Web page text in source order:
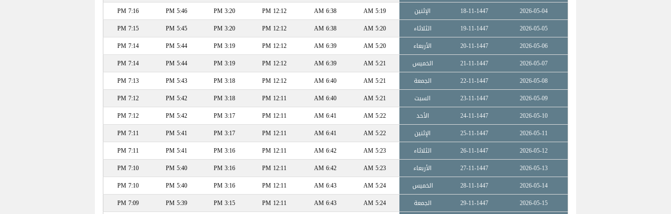
2026-05-04
18-11-1447 الإثنين 5:19 AM
6:38 AM
12:12 PM
3:20 PM
5:46 PM
7:16 PM
2026-05-05
19-11-1447 الثلاثاء 5:20 AM
6:38 AM
12:12 PM
3:20 PM
5:45 PM
7:15 PM
2026-05-06
20-11-1447 الأربعاء 5:20 AM
6:39 AM
12:12 PM
3:19 PM
5:44 PM
7:14 PM
2026-05-07
21-11-1447 الخميس 5:21 AM
6:39 AM
12:12 PM
3:19 PM
5:44 PM
7:14 PM
2026-05-08
22-11-1447 الجمعة 5:21 AM
6:40 AM
12:12 PM
3:18 PM
5:43 PM
7:13 PM
2026-05-09
23-11-1447 السبت 5:21 AM
6:40 AM
12:11 PM
3:18 PM
5:42 PM
7:12 PM
2026-05-10
24-11-1447 الأحد 5:22 AM
6:41 AM
12:11 PM
3:17 PM
5:42 PM
7:12 PM
2026-05-11
25-11-1447 الإثنين 5:22 AM
6:41 AM
12:11 PM
3:17 PM
5:41 PM
7:11 PM
2026-05-12
26-11-1447 الثلاثاء 5:23 AM
6:42 AM
12:11 PM
3:16 PM
5:41 PM
7:11 PM
2026-05-13
27-11-1447 الأربعاء 5:23 AM
6:42 AM
12:11 PM
3:16 PM
5:40 PM
7:10 PM
2026-05-14
28-11-1447 الخميس 5:24 AM
6:43 AM
12:11 PM
3:16 PM
5:40 PM
7:10 PM
2026-05-15
29-11-1447 الجمعة 5:24 AM
6:43 AM
12:11 PM
3:15 PM
5:39 PM
7:09 PM